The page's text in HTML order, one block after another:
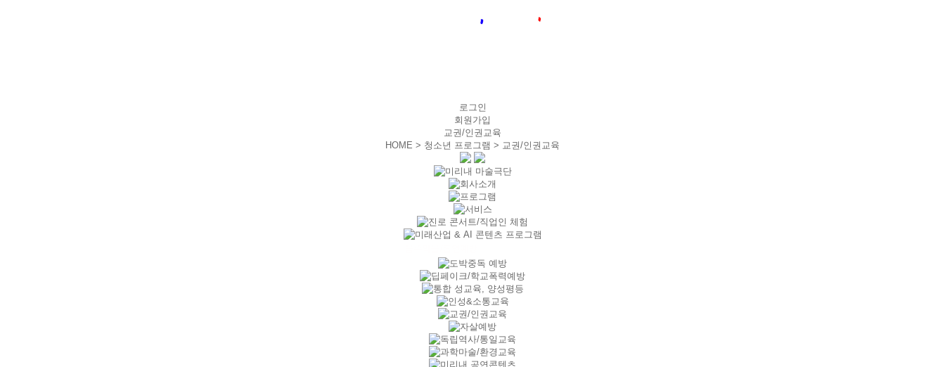
로그인
회원가입
교권/인권교육
HOME > 청소년 프로그램 > 교권/인권교육